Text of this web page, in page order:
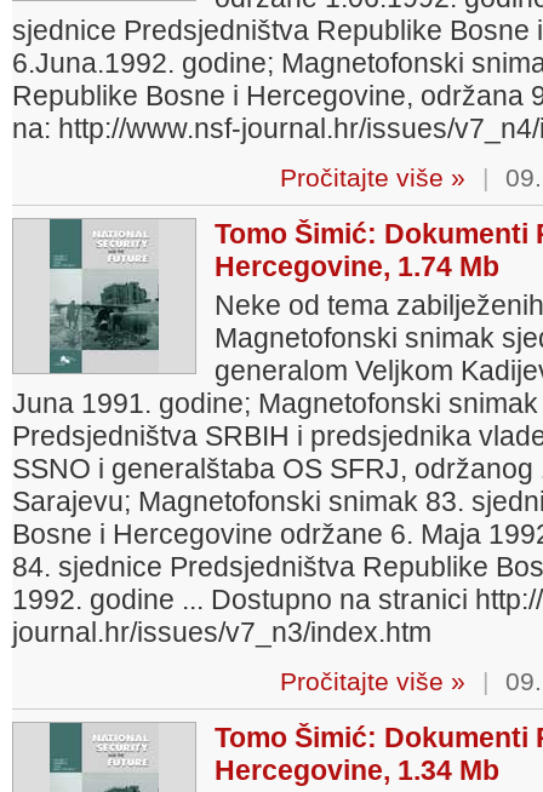
sjednice Predsjedništva Republike Bosne
6.Juna.1992. godine; Magnetofonski
Republike Bosne i Hercegovine, održana
na: http://www.nsf-journal.hr/issues/
Pročitajte više » |
Tomo Šimić:
Hercegovine, 1.74 Mb
Neke od tema
Magnetofonski snimak
generalom Veljkom
Juna 1991. godine; Magnetofonski
Predsjedništva SRBIH i predsjednika
SSNO i generalštaba OS SFRJ,
Sarajevu; Magnetofonski snimak 83.
Bosne i Hercegovine održane 6. Maja
84. sjednice Predsjedništva Republike
1992. godine ... Dostupno na stranici
journal.hr/issues/v7_n3/index.htm
Pročitajte više » |
Tomo Šimić:
Hercegovine, 1.34 Mb